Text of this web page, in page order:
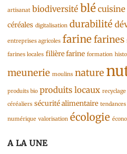
artisanat biodiversité blé cuisine
céréales digitalisation durabilité
entreprises agricoles farine farines
farines locales filière farine formation
meunerie moulins nature
produits bio produits locaux recyclage
céréaliers sécurité alimentaire
numérique valorisation écologie
A LA UNE